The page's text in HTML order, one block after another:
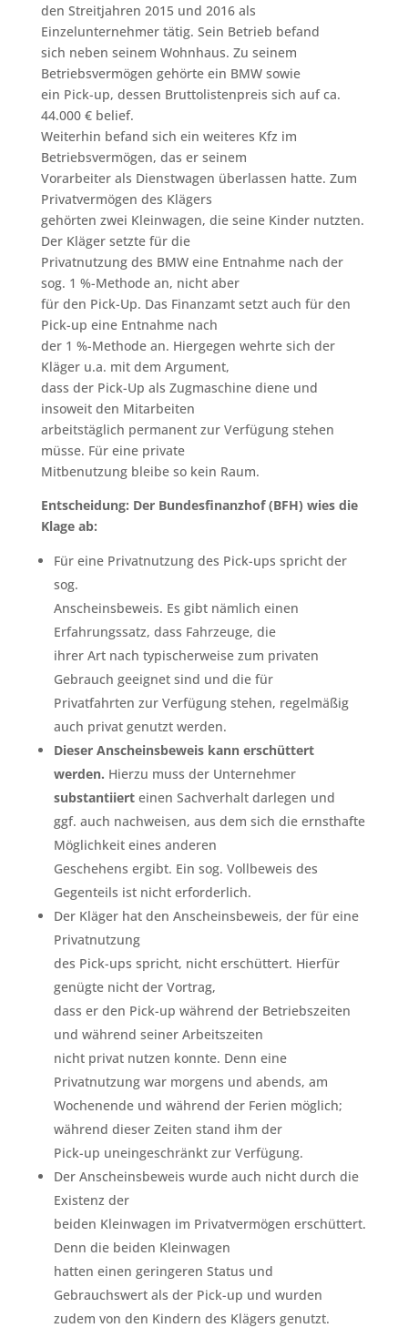
den Streitjahren 2015 und 2016 als
Einzelunternehmer tätig. Sein Betrieb befand
sich neben seinem Wohnhaus. Zu seinem
Betriebsvermögen gehörte ein BMW sowie
ein Pick-up, dessen Bruttolistenpreis sich auf ca.
44.000 € belief.
Weiterhin befand sich ein weiteres Kfz im
Betriebsvermögen, das er seinem
Vorarbeiter als Dienstwagen überlassen hatte. Zum
Privatvermögen des Klägers
gehörten zwei Kleinwagen, die seine Kinder nutzten.
Der Kläger setzte für die
Privatnutzung des BMW eine Entnahme nach der
sog. 1 %-Methode an, nicht aber
für den Pick-Up. Das Finanzamt setzt auch für den
Pick-up eine Entnahme nach
der 1 %-Methode an. Hiergegen wehrte sich der
Kläger u.a. mit dem Argument,
dass der Pick-Up als Zugmaschine diene und
insoweit den Mitarbeiten
arbeitstäglich permanent zur Verfügung stehen
müsse. Für eine private
Mitbenutzung bleibe so kein Raum.
Entscheidung: Der Bundesfinanzhof (BFH) wies die
Klage ab:
Für eine Privatnutzung des Pick-ups spricht der
sog.
Anscheinsbeweis. Es gibt nämlich einen
Erfahrungssatz, dass Fahrzeuge, die
ihrer Art nach typischerweise zum privaten
Gebrauch geeignet sind und die für
Privatfahrten zur Verfügung stehen, regelmäßig
auch privat genutzt werden.
Dieser Anscheinsbeweis kann erschüttert
werden. Hierzu muss der Unternehmer
substantiierteinen Sachverhalt darlegen und
ggf. auch nachweisen, aus dem sich die ernsthafte
Möglichkeit eines anderen
Geschehens ergibt. Ein sog. Vollbeweis des
Gegenteils ist nicht erforderlich.
Der Kläger hat den Anscheinsbeweis, der für eine
Privatnutzung
des Pick-ups spricht, nicht erschüttert. Hierfür
genügte nicht der Vortrag,
dass er den Pick-up während der Betriebszeiten
und während seiner Arbeitszeiten
nicht privat nutzen konnte. Denn eine
Privatnutzung war morgens und abends, am
Wochenende und während der Ferien möglich;
während dieser Zeiten stand ihm der
Pick-up uneingeschränkt zur Verfügung.
Der Anscheinsbeweis wurde auch nicht durch die
Existenz der
beiden Kleinwagen im Privatvermögen erschüttert.
Denn die beiden Kleinwagen
hatten einen geringeren Status und
Gebrauchswert als der Pick-up und wurden
zudem von den Kindern des Klägers genutzt.